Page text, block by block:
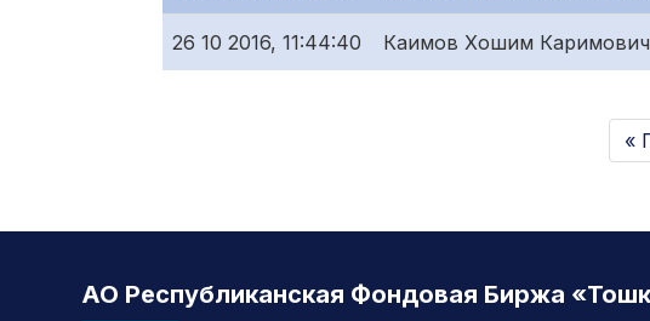
26 10 2016, 11:44:40 Каимов Хошим Каримович
«
АО Республиканская Фондовая Биржа